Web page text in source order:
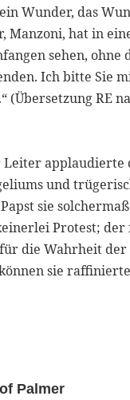
Wunder, das
hat in
sehen, ohne
Ich bitte Sie
(Übersetzung RE
applaudierte
und
sie
Protest; der
die Wahrheit der
sie
Palmer